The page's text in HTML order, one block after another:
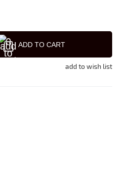
ADD TO CART
add to wish list